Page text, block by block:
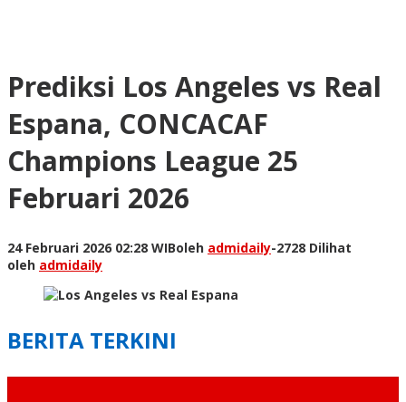
Prediksi Los Angeles vs Real
Espana, CONCACAF
Champions League 25
Februari 2026
24 Februari 2026 02:28 WIBoleh admidaily-2728 Dilihat
oleh admidaily
BERITA TERKINI